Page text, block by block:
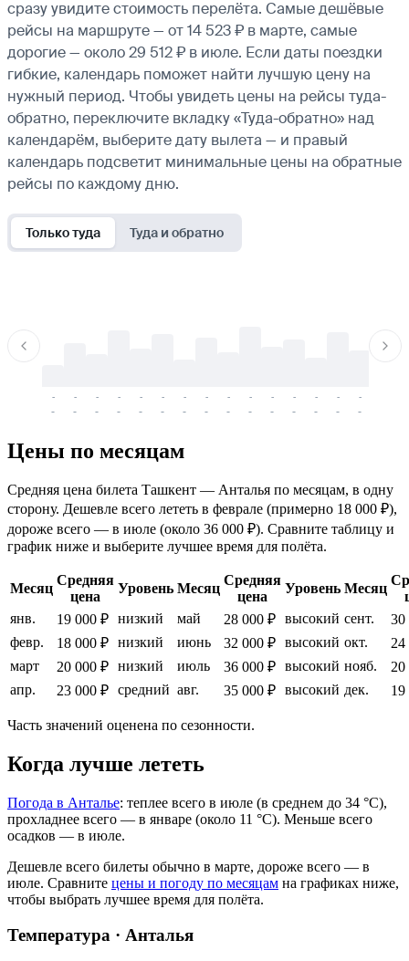
сразу увидите стоимость перелёта. Самые дешёвые
рейсы на маршруте — от 14 523 ₽ в марте, самые
дорогие — около 29 512 ₽ в июле. Если даты поездки
гибкие, календарь поможет найти лучшую цену на
нужный период. Чтобы увидеть цены на рейсы туда-
обратно, переключите вкладку «Туда-обратно» над
календарём, выберите дату вылета — и правый
календарь подсветит минимальные цены на обратные
рейсы по каждому дню.
Только туда Туда и обратно
-
-
-
-
-
-
-
-
-
-
-
-
-
-
-
-
-
-
-
-
-
-
-
-
-
-
-
-
-
-
Цены по месяцам
Средняя цена билета Ташкент — Анталья по месяцам, в одну
сторону. Дешевле всего лететь в феврале (примерно 18 000 ₽),
дороже всего — в июле (около 36 000 ₽). Сравните таблицу и
график ниже и выберите лучшее время для полёта.
Месяц
Средняя
цена
Уровень Месяц
Средняя
цена
Уровень Месяц
янв.
19 000 ₽ низкий май 28 000 ₽ высокий сент.
30
февр.
18 000 ₽ низкий июнь 32 000 ₽ высокий окт.
24
март
20 000 ₽ низкий июль 36 000 ₽ высокий нояб.
20
апр.
23 000 ₽ средний авг. 35 000 ₽ высокий дек. 19
Часть значений оценена по сезонности.
Когда лучше лететь
Погода в Анталье: теплее всего в июле (в среднем до 34 °C),
прохладнее всего — в январе (около 11 °C). Меньше всего
осадков — в июле.
Дешевле всего билеты обычно в марте, дороже всего — в
июле. Сравните цены и погоду по месяцам на графиках ниже,
чтобы выбрать лучшее время для полёта.
Температура · Анталья